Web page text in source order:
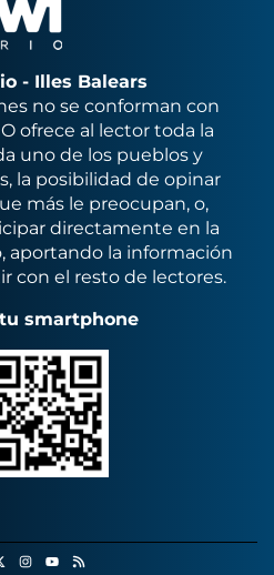
- Illes Balears
no se conforman con
ofrece al lector toda la
uno de los pueblos y
la posibilidad de opinar
más le preocupan, o,
directamente en la
aportando la información
con el resto de lectores.
smartphone
Instagram